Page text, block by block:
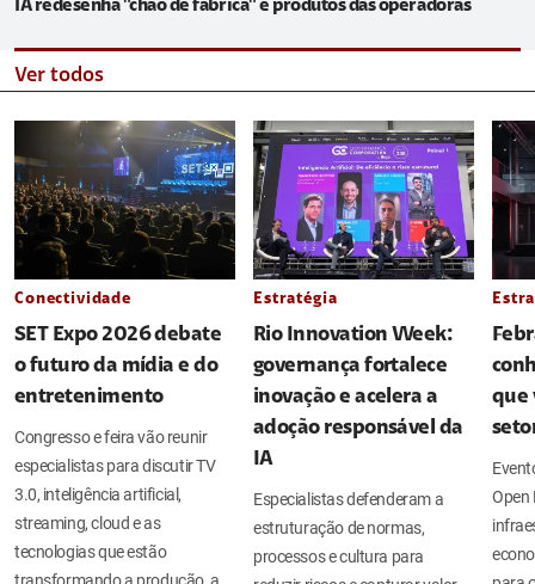
IA redesenha "chão de fábrica" e produtos das operadoras
Ver todos
Conectividade
SET Expo 2026 debate
o futuro da mídia e do
entretenimento
Congresso e feira vão reunir
especialistas para discutir TV
3.0, inteligência artificial,
streaming, cloud e as
tecnologias que estão
transformando a produção, a
Estratégia
Rio Innovation Week:
governança fortalece
inovação e acelera a
adoção responsável da
IA
Especialistas defenderam a
estruturação de normas,
processos e cultura para
que
Open